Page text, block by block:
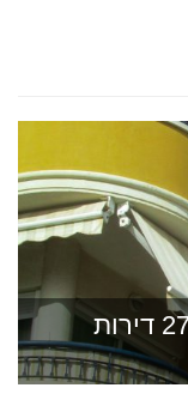
מאיר דוידי מגשים תמ"א 32: 27 דירות